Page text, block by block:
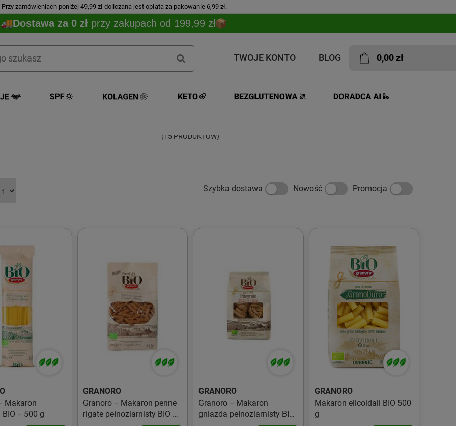
Przy zamówieniach poniżej 49,99 zł doliczana jest opłata za pakowanie 6,99 zł.
Dostawa za 0 zł przy zakupach od 199,99 zł
TWOJE KONTO BLOG 0,00 zł
(15 PRODUKTÓW)
Szybka dostawa Nowość Promocja
Makaron
− 500 g
GRANORO
Granoro − Makaron penne
rigate pełnoziarnisty BIO −
GRANORO
Granoro − Makaron
gniazda pełnoziarnisty BIO
GRANORO
Makaron elicoidali BIO 500
g